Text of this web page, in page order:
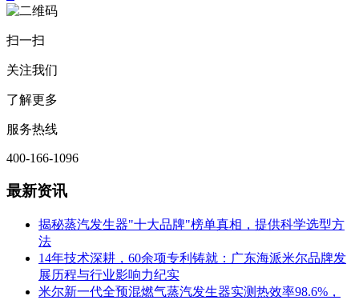
扫一扫
关注我们
了解更多
服务热线
400-166-1096
最新资讯
揭秘蒸汽发生器"十大品牌"榜单真相，提供科学选型方
法
14年技术深耕，60余项专利铸就：广东海派米尔品牌发
展历程与行业影响力纪实
米尔新一代全预混燃气蒸汽发生器实测热效率98.6%，